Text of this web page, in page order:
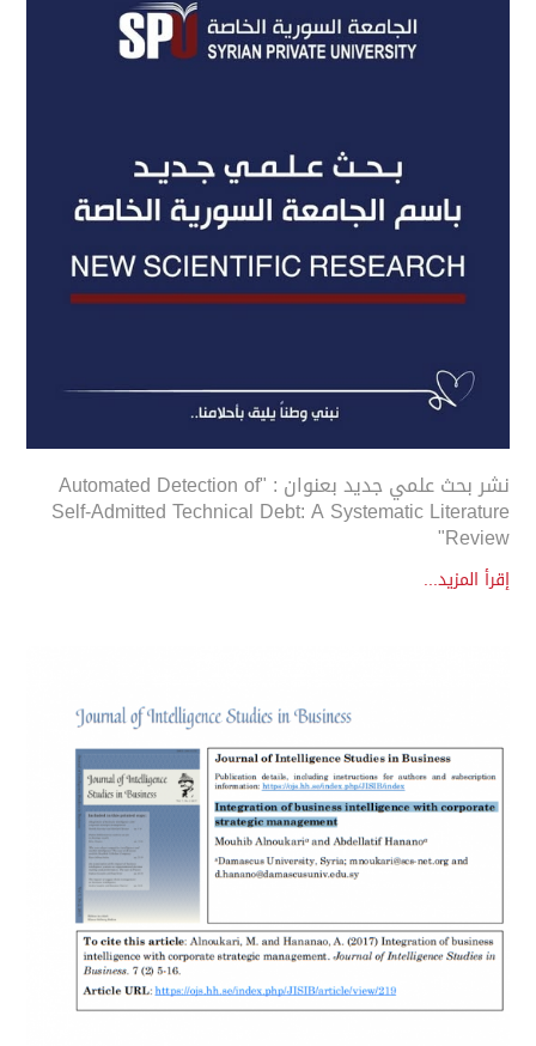
نشر بحث علمي جديد بعنوان : "Automated Detection of
Self-Admitted Technical Debt: A Systematic Literature
Review"
إقرأ المزيد...